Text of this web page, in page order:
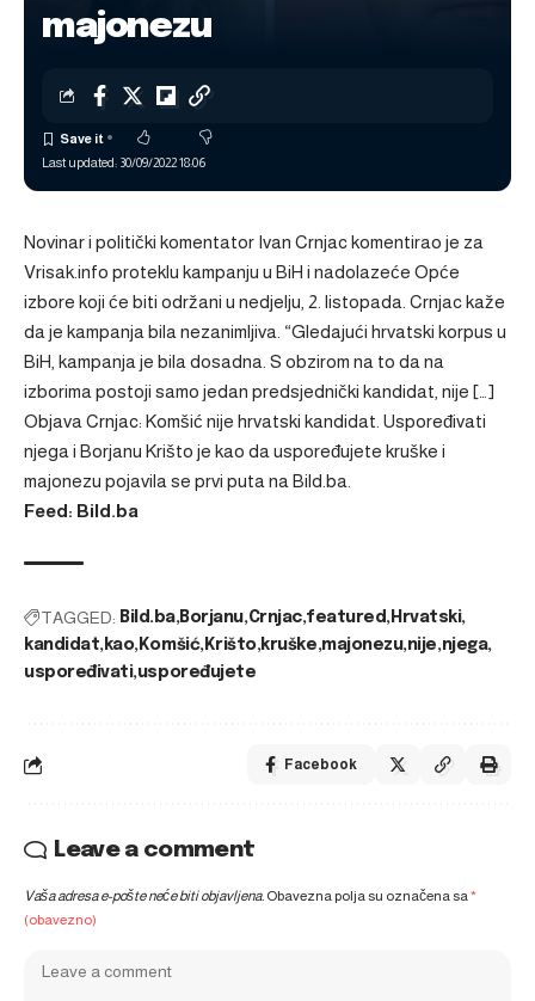
majonezu
Last updated: 30/09/2022 18:06
Novinar i politički komentator Ivan Crnjac komentirao je za
Vrisak.info proteklu kampanju u BiH i nadolazeće Opće
izbore koji će biti održani u nedjelju, 2. listopada. Crnjac kaže
da je kampanja bila nezanimljiva. “Gledajući hrvatski korpus u
BiH, kampanja je bila dosadna. S obzirom na to da na
izborima postoji samo jedan predsjednički kandidat, nije […]
Objava Crnjac: Komšić nije hrvatski kandidat. Uspoređivati
njega i Borjanu Krišto je kao da uspoređujete kruške i
majonezu pojavila se prvi puta na Bild.ba
Feed: Bild.ba
TAGGED: Bild.ba Borjanu Crnjac featured
Hrvatski
kandidat kao Komšić Krišto kruške majonezu nije njega
uspoređivati uspoređujete
Facebook
Leave a comment
Vaša adresa e-pošte neće biti objavljena. Obavezna polja su označena sa*
(obavezno)